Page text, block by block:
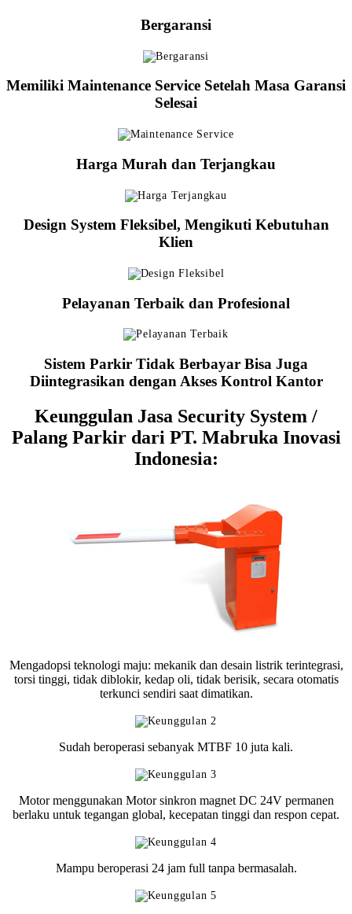
Bergaransi
Memiliki Maintenance Service Setelah Masa Garansi
Selesai
Harga Murah dan Terjangkau
Design System Fleksibel, Mengikuti Kebutuhan
Klien
Pelayanan Terbaik dan Profesional
Sistem Parkir Tidak Berbayar Bisa Juga
Diintegrasikan dengan Akses Kontrol Kantor
Keunggulan Jasa Security System /
Palang Parkir dari PT. Mabruka Inovasi
Indonesia:
Mengadopsi teknologi maju: mekanik dan desain listrik terintegrasi,
torsi tinggi, tidak diblokir, kedap oli, tidak berisik, secara otomatis
terkunci sendiri saat dimatikan.
Sudah beroperasi sebanyak MTBF 10 juta kali.
Motor menggunakan Motor sinkron magnet DC 24V permanen
berlaku untuk tegangan global, kecepatan tinggi dan respon cepat.
Mampu beroperasi 24 jam full tanpa bermasalah.